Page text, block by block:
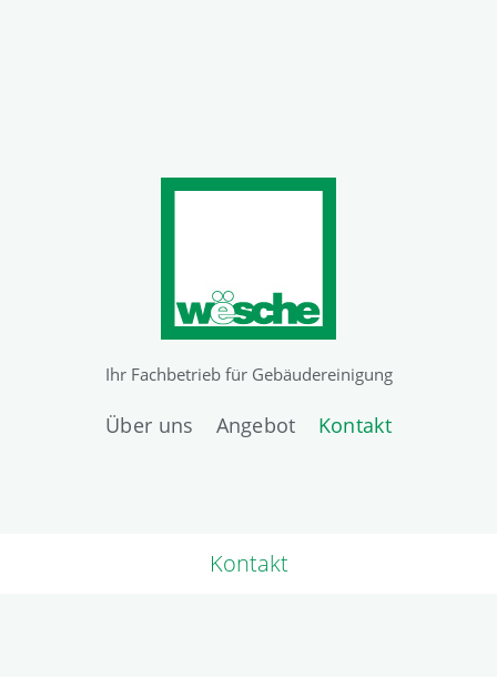
Ihr Fachbetrieb für Gebäudereinigung
Über uns Angebot Kontakt
Kontakt